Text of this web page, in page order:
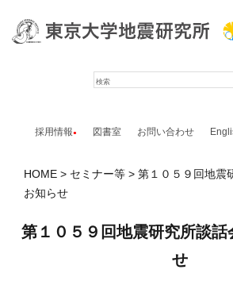
採用情報 図書室 お問い合わせ
HOME セミナー等
第１０５９回地震
お知らせ
第１０５９回地震研究所談話
せ